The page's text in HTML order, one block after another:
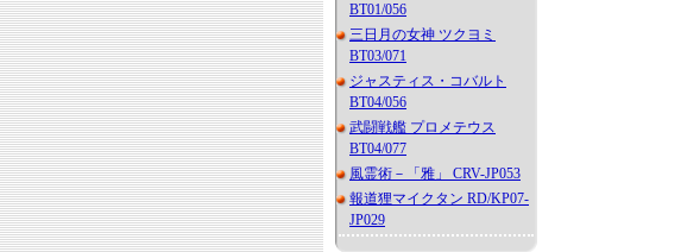
BT01/056
三日月の女神 ツクヨミ
BT03/071
ジャスティス・コバルト
BT04/056
武闘戦艦 プロメテウス
BT04/077
風霊術－「雅」 CRV-JP053
報道狸マイクタン RD/KP07-
JP029